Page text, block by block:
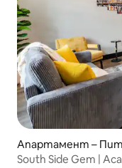
Апартамент –
South Side Gem |